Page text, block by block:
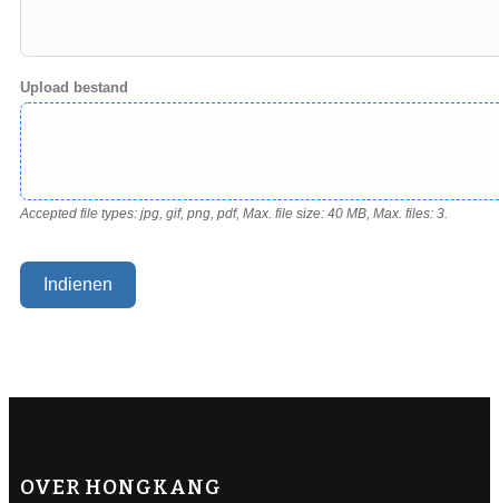
Upload bestand
Accepted file types: jpg, gif, png, pdf, Max. file size: 40 MB, Max. files: 3.
Indienen
OVER HONGKANG